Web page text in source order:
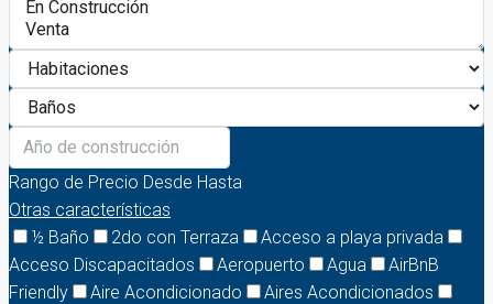
Rango de Precio Desde Hasta
Otras características
½ Baño
2do con Terraza
Acceso a playa privada
Acceso Discapacitados
Aeropuerto Agua
AirBnB
Friendly
Aire Acondicionado
Aires Acondicionados